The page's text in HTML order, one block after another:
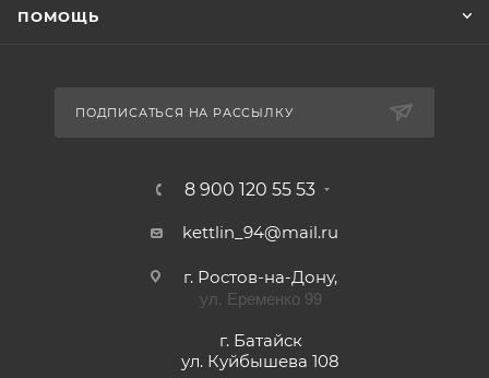
ПОМОЩЬ
ПОДПИСАТЬСЯ НА РАССЫЛКУ
8 900 120 55 53
kettlin_94@mail.ru
г. Ростов-на-Дону,
ул. Еременко 99
г. Батайск
ул. Куйбышева 108